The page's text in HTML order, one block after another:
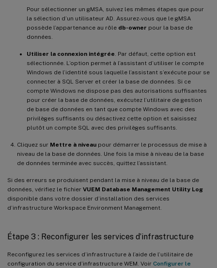
Pour sélectionner un gMSA, suivez les mêmes étapes que pour
la sélection d’un utilisateur AD. Assurez-vous que le gMSA
possède l’appartenance au rôle db-owner pour la base de
données.
Utiliser la connexion intégrée. Par défaut, cette option est
sélectionnée. L’option permet à l’assistant d’utiliser le compte
Windows de l’identité sous laquelle l’assistant s’exécute pour se
connecter à SQL Server et créer la base de données. Si ce
compte Windows ne dispose pas des autorisations suffisantes
pour créer la base de données, exécutez l’utilitaire de gestion
de base de données en tant que compte Windows avec des
privilèges suffisants ou désactivez cette option et saisissez
plutôt un compte SQL avec des privilèges suffisants.
Cliquez sur Mettre à niveau pour démarrer le processus de mise à
niveau de la base de données. Une fois la mise à niveau de la base
de données terminée avec succès, quittez l’assistant.
Si des erreurs se produisent pendant la mise à niveau de la base de
données, vérifiez le fichier VUEM Database Management Utility Log
disponible dans votre dossier d’installation des services
d’infrastructure Workspace Environment Management.
Étape 3 : Reconfigurer les services d’infrastructure
Reconfigurez les services d’infrastructure à l’aide de l’utilitaire de
configuration du service d’infrastructure WEM. Voir Configurer le